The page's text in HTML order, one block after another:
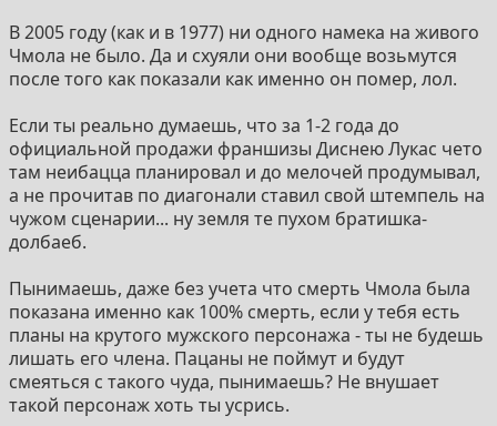
В 2005 году (как и в 1977) ни одного намека на живого
Чмола не было. Да и схуяли они вообще возьмутся
после того как показали как именно он помер, лол.
Если ты реально думаешь, что за 1-2 года до
официальной продажи франшизы Диснею Лукас чето
там неибацца планировал и до мелочей продумывал,
а не прочитав по диагонали ставил свой штемпель на
чужом сценарии... ну земля те пухом братишка-
долбаеб.
Пынимаешь, даже без учета что смерть Чмола была
показана именно как 100% смерть, если у тебя есть
планы на крутого мужского персонажа - ты не будешь
лишать его члена. Пацаны не поймут и будут
смеяться с такого чуда, пынимаешь? Не внушает
такой персонаж хоть ты усрись.